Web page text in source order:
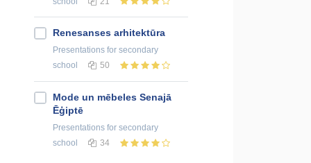
Renesanses arhitektūra
Presentations for secondary
school
50
Mode un mēbeles Senajā
Ēģiptē
Presentations for secondary
school
34